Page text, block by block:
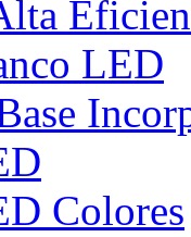
LED
Colores